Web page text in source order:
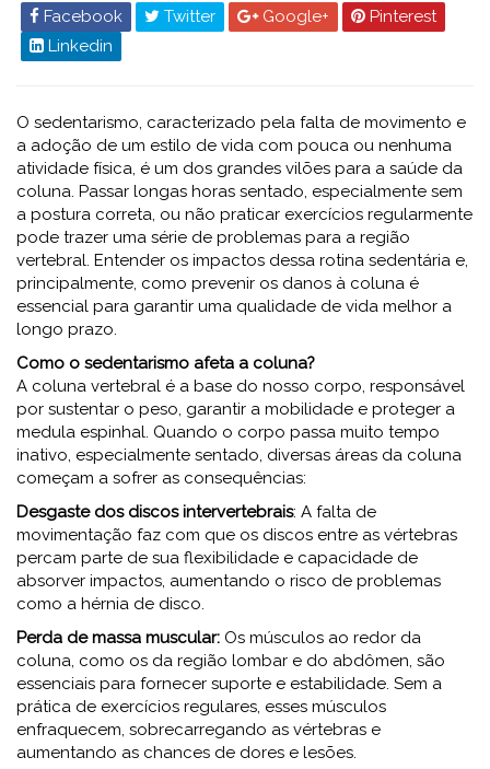
Facebook
Twitter Google+
Pinterest
Linkedin
O sedentarismo, caracterizado pela falta de movimento e
a adoção de um estilo de vida com pouca ou nenhuma
atividade física, é um dos grandes vilões para a saúde da
coluna. Passar longas horas sentado, especialmente sem
a postura correta, ou não praticar exercícios regularmente
pode trazer uma série de problemas para a região
vertebral. Entender os impactos dessa rotina sedentária e,
principalmente, como prevenir os danos à coluna é
essencial para garantir uma qualidade de vida melhor a
longo prazo.
Como o sedentarismo afeta a coluna?
A coluna vertebral é a base do nosso corpo, responsável
por sustentar o peso, garantir a mobilidade e proteger a
medula espinhal. Quando o corpo passa muito tempo
inativo, especialmente sentado, diversas áreas da coluna
começam a sofrer as consequências:
Desgaste dos discos intervertebrais: A falta de
movimentação faz com que os discos entre as vértebras
percam parte de sua flexibilidade e capacidade de
absorver impactos, aumentando o risco de problemas
como a hérnia de disco.
Perda de massa muscular: Os músculos ao redor da
coluna, como os da região lombar e do abdômen, são
essenciais para fornecer suporte e estabilidade. Sem a
prática de exercícios regulares, esses músculos
enfraquecem, sobrecarregando as vértebras e
aumentando as chances de dores e lesões.